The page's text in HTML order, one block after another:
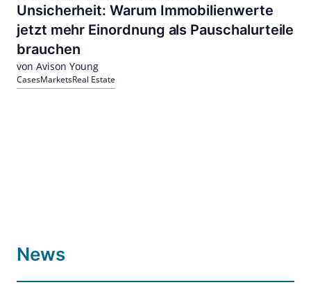
Unsicherheit: Warum Immobilienwerte
jetzt mehr Einordnung als Pauschalurteile
brauchen
von Avison Young
CasesMarketsReal Estate
News